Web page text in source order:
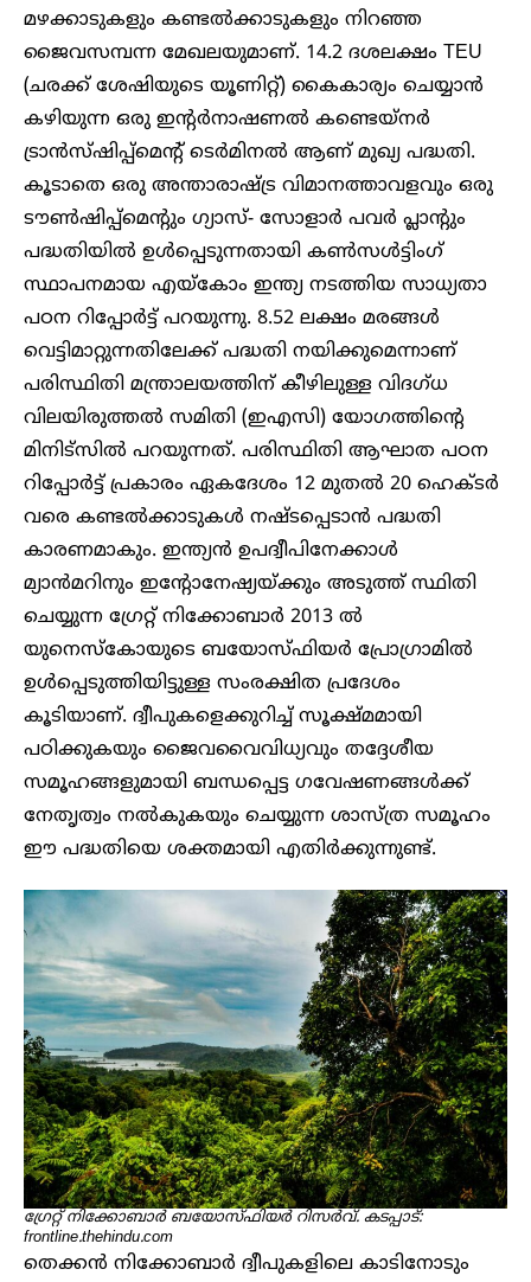
മഴക്കാടുകളും കണ്ടൽക്കാടുകളും നിറഞ്ഞ
ജൈവസമ്പന്ന മേഖലയുമാണ്. 14.2 ദശലക്ഷം TEU
(ചരക്ക് ശേഷിയുടെ യൂണിറ്റ്) കൈകാര്യം ചെയ്യാൻ
കഴിയുന്ന ഒരു ഇന്റർനാഷണൽ കണ്ടെയ്‌നർ
ട്രാൻസ്‌ഷിപ്പ്‌മെന്റ് ടെർമിനൽ ആണ് മുഖ്യ പദ്ധതി.
കൂടാതെ ഒരു അന്താരാഷ്ട്ര വിമാനത്താവളവും ഒരു
ടൗൺഷിപ്പ്മെന്റും ഗ്യാസ്- സോളാർ പവർ പ്ലാന്റും
പദ്ധതിയിൽ ഉൾപ്പെടുന്നതായി കൺസൾട്ടിംഗ്
സ്ഥാപനമായ എയ്കോം ഇന്ത്യ നടത്തിയ സാധ്യതാ
പഠന റിപ്പോർട്ട് പറയുന്നു. 8.52 ലക്ഷം മരങ്ങൾ
വെട്ടിമാറ്റുന്നതിലേക്ക് പദ്ധതി നയിക്കുമെന്നാണ്
പരിസ്ഥിതി മന്ത്രാലയത്തിന് കീഴിലുള്ള വിദഗ്ധ
വിലയിരുത്തൽ സമിതി (ഇഎസി) യോഗത്തിന്റെ
മിനിട്സിൽ പറയുന്നത്. പരിസ്ഥിതി ആഘാത പഠന
റിപ്പോർട്ട് പ്രകാരം ഏകദേശം 12 മുതൽ 20 ഹെക്ടർ
വരെ കണ്ടൽക്കാടുകൾ നഷ്‌ടപ്പെടാൻ പദ്ധതി
കാരണമാകും. ഇന്ത്യൻ ഉപദ്വീപിനേക്കാൾ
മ്യാൻമറിനും ഇന്റോനേഷ്യയ്ക്കും അടുത്ത് സ്ഥിതി
ചെയ്യുന്ന ഗ്രേറ്റ് നിക്കോബാർ 2013 ൽ
യുനെസ്കോയുടെ ബയോസ്ഫിയർ പ്രോഗ്രാമിൽ
ഉൾപ്പെടുത്തിയിട്ടുള്ള സംരക്ഷിത പ്രദേശം
കൂടിയാണ്. ദ്വീപുകളെക്കുറിച്ച് സൂക്ഷ്മമായി
പഠിക്കുകയും ജൈവവൈവിധ്യവും തദ്ദേശീയ
സമൂഹങ്ങളുമായി ബന്ധപ്പെട്ട ഗവേഷണങ്ങൾക്ക്
നേതൃത്വം നൽകുകയും ചെയ്യുന്ന ശാസ്ത്ര സമൂഹം
ഈ പദ്ധതിയെ ശക്തമായി എതിർക്കുന്നുണ്ട്.
ഗ്രേറ്റ് നിക്കോബാർ ബയോസ്ഫിയർ റിസർവ്. കടപ്പാട്:
frontline.thehindu.com
തെക്കൻ നിക്കോബാർ ദ്വീപുകളിലെ കാടിനോടും